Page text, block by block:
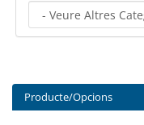
Producte/Opcions